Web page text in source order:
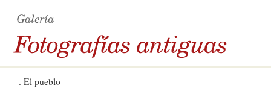
El pueblo